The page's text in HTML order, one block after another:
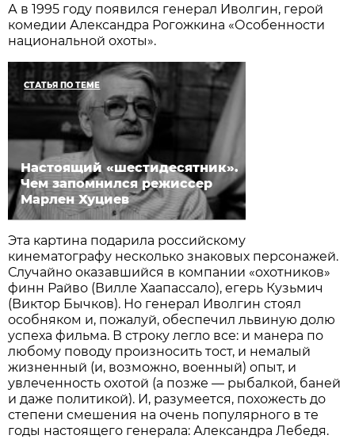
А в 1995 году появился генерал Иволгин, герой
комедии Александра Рогожкина «Особенности
национальной охоты».
СТАТЬЯ ПО ТЕМЕ
Настоящий «шестидесятник».
Чем запомнился режиссер
Марлен Хуциев
Эта картина подарила российскому
кинематографу несколько знаковых персонажей.
Случайно оказавшийся в компании «охотников»
финн Райво (Вилле Хаапассало), егерь Кузьмич
(Виктор Бычков). Но генерал Иволгин стоял
особняком и, пожалуй, обеспечил львиную долю
успеха фильма. В строку легло все: и манера по
любому поводу произносить тост, и немалый
жизненный (и, возможно, военный) опыт, и
увлеченность охотой (а позже — рыбалкой, баней
и даже политикой). И, разумеется, похожесть до
степени смешения на очень популярного в те
годы настоящего генерала: Александра Лебедя.